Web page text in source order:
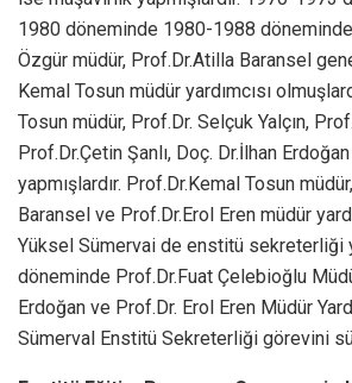
1980 döneminde 1980-1988
Özgür müdür, Prof.Dr.Atilla Baransel
Kemal Tosun müdür yardımcısı
Tosun müdür, Prof.Dr. Selçuk Yalçın,
Prof.Dr.Çetin Şanlı, Doç. Dr.İlhan Erdoğan
yapmışlardır. Prof.Dr.Kemal Tosun
Baransel ve Prof.Dr.Erol Eren müdür
Yüksel Sümervai de enstitü sekreterliği
döneminde Prof.Dr.Fuat Çelebioğlu
Erdoğan ve Prof.Dr. Erol Eren Müdür
Sümerval Enstitü Sekreterliği görevini